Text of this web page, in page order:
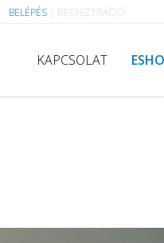
BELÉPÉS REGISZTRÁCIÓ
KAPCSOLAT